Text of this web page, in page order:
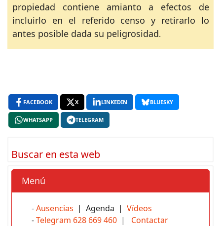
propiedad contiene amianto a efectos de
incluirlo en el referido censo y retirarlo lo
antes posible dada su peligrosidad.
FACEBOOK X LINKEDIN BLUESKY
WHATSAPP TELEGRAM
Buscar en esta web
Menú
-Ausencias | Agenda | Vídeos
-Telegram 628 669 460 | Contactar